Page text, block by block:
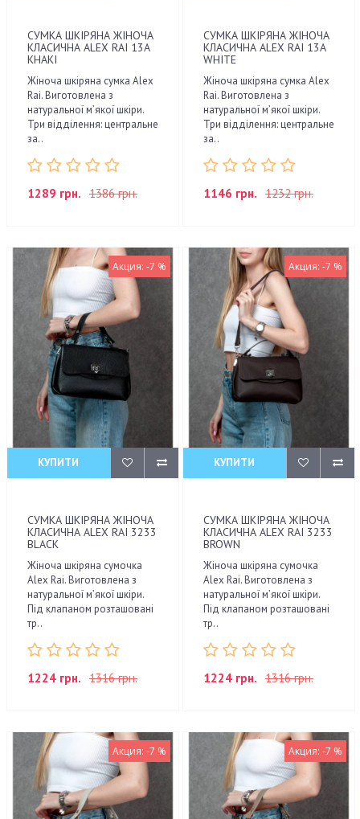
СУМКА ШКІРЯНА ЖІНОЧА
КЛАСИЧНА ALEX RAI 13A
KHAKI
Жіноча шкіряна сумка Alex
Rai. Виготовлена з
натуральної м’якої шкіри.
Три відділення: центральне
за..
1289 грн. 1386 грн.
СУМКА ШКІРЯНА ЖІНОЧА
КЛАСИЧНА ALEX RAI 13A
WHITE
Жіноча шкіряна сумка Alex
Rai. Виготовлена з
натуральної м’якої шкіри.
Три відділення: центральне
за..
1146 грн. 1232 грн.
Акция: -7 %
КУПИТИ
СУМКА ШКІРЯНА ЖІНОЧА
КЛАСИЧНА ALEX RAI 3233
BLACK
Жіноча шкіряна сумочка
Alex Rai. Виготовлена з
натуральної м’якої шкіри.
Під клапаном розташовані
тр..
1224 грн. 1316 грн.
Акция: -7 %
КУПИТИ
СУМКА ШКІРЯНА ЖІНОЧА
КЛАСИЧНА ALEX RAI 3233
BROWN
Жіноча шкіряна сумочка
Alex Rai. Виготовлена з
натуральної м’якої шкіри.
Під клапаном розташовані
тр..
1224 грн. 1316 грн.
Акция: -7 % Акция: -7 %